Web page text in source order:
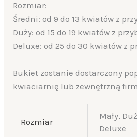
Rozmiar:
Średni: od 9 do 13 kwiatów z
Duży: od 15 do 19 kwiatów z
Deluxe: od 25 do 30 kwiatów z
Bukiet zostanie dostarczony
kwiaciarnię lub zewnętrzną
Rozmiar
Mały,
Deluxe